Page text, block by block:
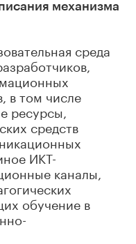
механизма
среда
в том числе
ресурсы,
средств
ИКТ-
каналы,
обучение в